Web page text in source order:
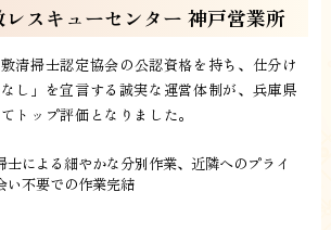
スキューセンター 神戸営業所
清掃士認定協会の公認資格を持ち、仕分け
し」を宣言する誠実な運営体制が、兵庫県
トップ評価となりました。
士による細やかな分別作業、近隣へのプライ
い不要での作業完結